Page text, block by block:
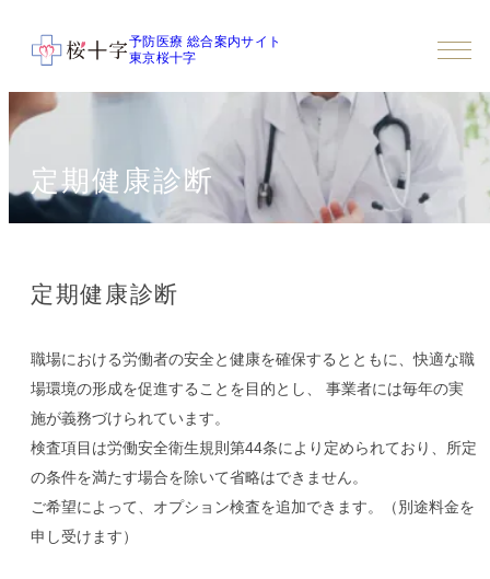
予防医療 総合案内サイト
東京桜十字
定期健康診断
定期健康診断
職場における労働者の安全と健康を確保するとともに、快適な職
場環境の形成を促進することを目的とし、 事業者には毎年の実
施が義務づけられています。
検査項目は労働安全衛生規則第44条により定められており、所定
の条件を満たす場合を除いて省略はできません。
ご希望によって、オプション検査を追加できます。（別途料金を
申し受けます）